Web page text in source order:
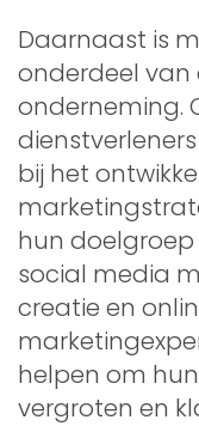
Daarnaast is
onderdeel van
onderneming.
bij het
hun doelgroep
social media
creatie en
helpen om
vergroten en